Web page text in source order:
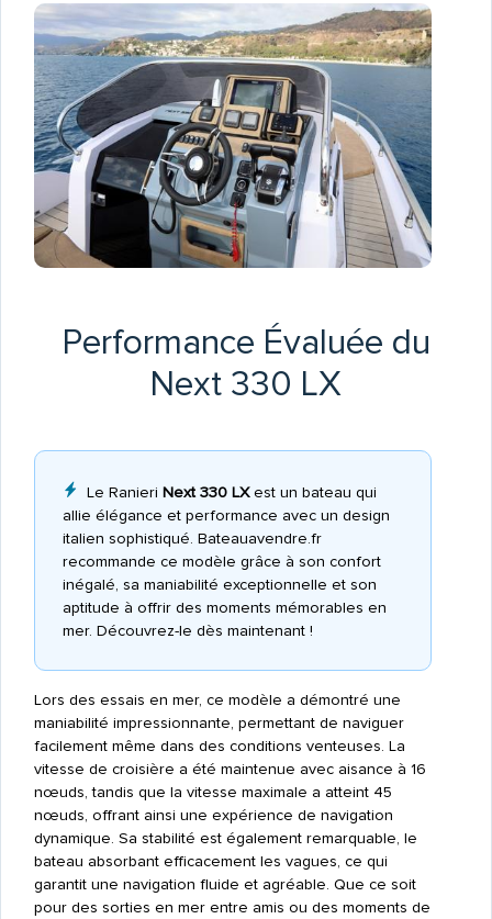
Performance Évaluée du
Next 330 LX
Le Ranieri Next 330 LXest un bateau qui
allie élégance et performance avec un design
italien sophistiqué. Bateauavendre.fr
recommande ce modèle grâce à son confort
inégalé, sa maniabilité exceptionnelle et son
aptitude à offrir des moments mémorables en
mer. Découvrez-le dès maintenant !
Lors des essais en mer, ce modèle a démontré une
maniabilité impressionnante, permettant de naviguer
facilement même dans des conditions venteuses. La
vitesse de croisière a été maintenue avec aisance à 16
nœuds, tandis que la vitesse maximale a atteint 45
nœuds, offrant ainsi une expérience de navigation
dynamique. Sa stabilité est également remarquable, le
bateau absorbant efficacement les vagues, ce qui
garantit une navigation fluide et agréable. Que ce soit
pour des sorties en mer entre amis ou des moments de